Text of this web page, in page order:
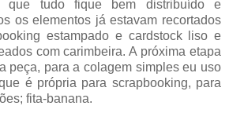
que tudo fique bem distribuído e
os elementos já estavam recortados
estampado e cardstock liso e
com carimbeira. A próxima etapa
peça, para a colagem simples eu uso
é própria para scrapbooking, para
fita-banana.